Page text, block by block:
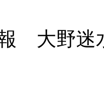
報 大野迷